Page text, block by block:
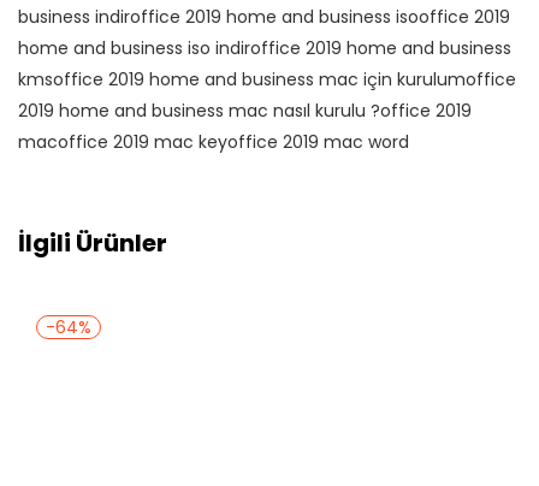
business indiroffice 2019 home and business isooffice 2019
home and business iso indiroffice 2019 home and business
kmsoffice 2019 home and business mac için kurulumoffice
2019 home and business mac nasıl kurulu ?office 2019
macoffice 2019 mac keyoffice 2019 mac word
İlgili Ürünler
-64%